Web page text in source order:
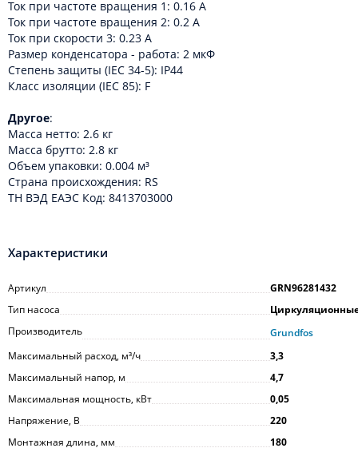
Ток при частоте вращения 1: 0.16 A
Ток при частоте вращения 2: 0.2 A
Ток при скорости 3: 0.23 A
Размер конденсатора - работа: 2 мкФ
Степень защиты (IEC 34-5): IP44
Класс изоляции (IEC 85): F
Другое:
Масса нетто: 2.6 кг
Масса брутто: 2.8 кг
Объем упаковки: 0.004 м³
Cтрана происхождения: RS
ТН ВЭД ЕАЭС Код: 8413703000
Характеристики
Артикул
GRN96281432
Тип насоса
Производитель
Grundfos
Максимальный расход, м³/ч
3,3
Максимальный напор, м
4,7
Максимальная мощность, кВт
0,05
Напряжение, В
220
Монтажная длина, мм
180